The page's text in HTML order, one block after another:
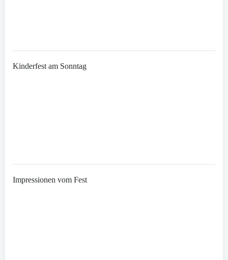
Kinderfest am Sonntag
Impressionen vom Fest